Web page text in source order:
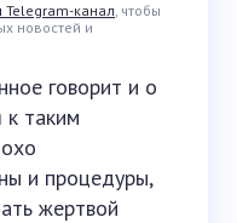
канал, чтобы
новостей и
говорит и о
таким
и процедуры,
жертвой